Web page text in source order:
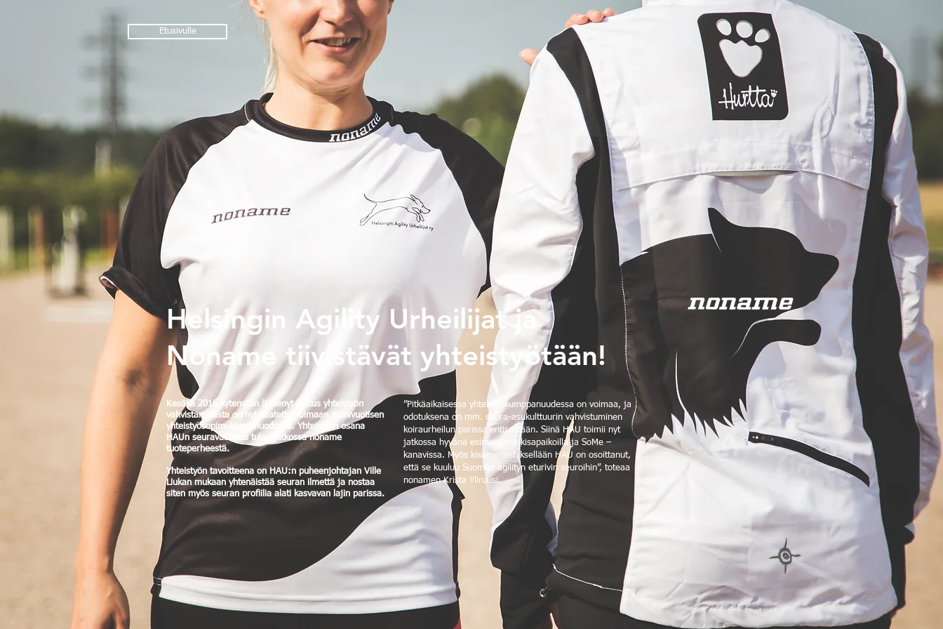
Etusivulle
Helsingin Agility Urheilijat ja
Noname tiivistävät yhteistyötään!
Kesällä 2016 kytemään lähtenyt ajatus yhteistyön
vahvistamisesta on nyt saatettu voimaan monivuotisen
yhteistyösopimuksen muodossa. Yhteistyön osana
HAUn seuravaatetus tulee jatkossa noname
tuoteperheestä.
Yhteistyön tavoitteena on HAU:n puheenjohtajan Ville
Liukan mukaan yhtenäistää seuran ilmettä ja nostaa
siten myös seuran profiilia alati kasvavan lajin parissa.
”Pitkäaikaisessa yhteistyökumppanuudessa on voimaa, ja
odotuksena on mm. seura-asukulttuurin vahvistuminen
koiraurheilun parissa entisestään. Siinä HAU toimii nyt
jatkossa hyvänä esimerkkinä kisapaikoilla ja SoMe –
kanavissa. Myös kisamenestyksellään HAU on osoittanut,
että se kuuluu Suomen agilityn eturivin seuroihin”, toteaa
nonamen Krista Yliruusi.